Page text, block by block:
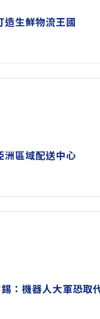
生鮮物流王國
洲區域配送中心
：機器人大軍恐取